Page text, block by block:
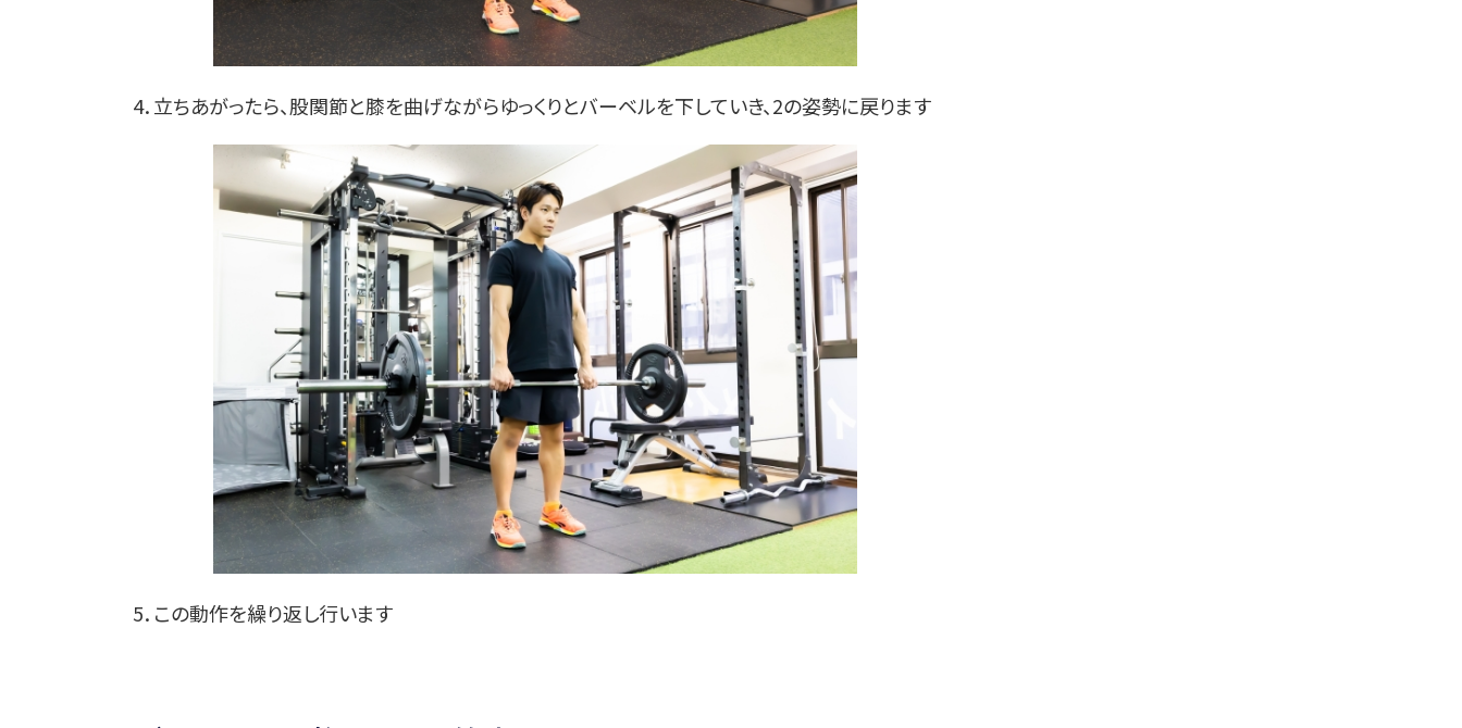
4．立ちあがったら、股関節と膝を曲げながらゆっくりとバーベルを下していき、2の姿勢に戻ります
5．この動作を繰り返し行います